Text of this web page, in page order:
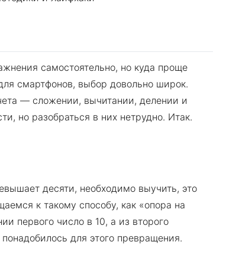
самостоятельно, но куда проще
смартфонов, выбор довольно широк.
— сложении, вычитании, делении и
но разобраться в них нетрудно. Итак.
десяти, необходимо выучить, это
к такому способу, как «опора на
первого число в 10, а из второго
для этого превращения.